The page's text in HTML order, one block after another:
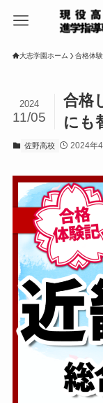
大志学園ホーム 合格体
合格
にも
2024
11/05
佐野高校 2024年